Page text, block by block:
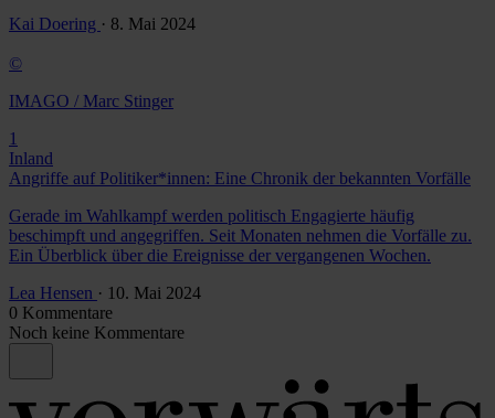
Kai Doering · 8. Mai 2024
©
IMAGO / Marc Stinger
1
Inland
Angriffe auf Politiker*innen: Eine Chronik der bekannten Vorfälle
Gerade im Wahlkampf werden politisch Engagierte häufig
beschimpft und angegriffen. Seit Monaten nehmen die Vorfälle zu.
Ein Überblick über die Ereignisse der vergangenen Wochen.
Lea Hensen · 10. Mai 2024
0 Kommentare
Noch keine Kommentare